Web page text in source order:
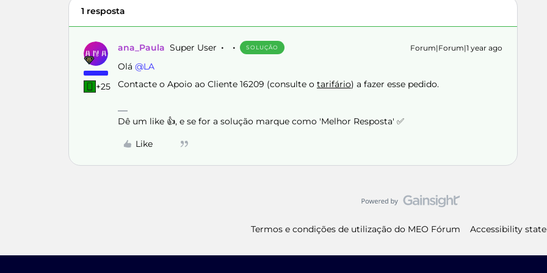
1 resposta
+25
ana_Paula Super User SOLUÇÃO Forum|Forum|1 year ago
Olá ​ @LA
Contacte o Apoio ao Cliente 16209 (consulte o tarifário) a fazer esse pedido.
Dê um like 👍, e se for a solução marque como 'Melhor Resposta' ✅
Like
Termos e condições de utilização do MEO Fórum Accessibility